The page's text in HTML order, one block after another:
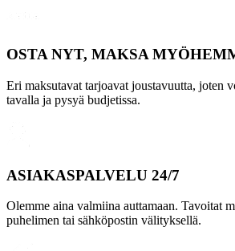
OSTA NYT, MAKSA
Eri maksutavat tarjoavat joustavuutta, joten
tavalla ja pysyä budjetissa.
ASIAKASPALVELU 24/7
Olemme aina valmiina auttamaan. Tavoitat
puhelimen tai sähköpostin välityksellä.